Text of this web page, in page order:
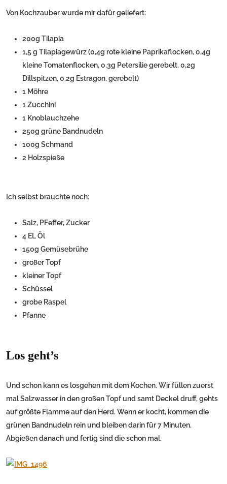
Von Kochzauber wurde mir dafür geliefert:
200g Tilapia
1,5 g Tilapiagewürz (0,4g rote kleine Paprikaflocken, 0,4g
kleine Tomatenflocken, 0,3g Petersilie gerebelt, 0,2g
Dillspitzen, 0,2g Estragon, gerebelt)
1 Möhre
1 Zucchini
1 Knoblauchzehe
250g grüne Bandnudeln
100g Schmand
2 Holzspieße
Ich selbst brauchte noch:
Salz, PFeffer, Zucker
4 EL Öl
150g Gemüsebrühe
großer Topf
kleiner Topf
Schüssel
grobe Raspel
Pfanne
Los geht’s
Und schon kann es losgehen mit dem Kochen. Wir füllen zuerst
mal Salzwasser in den großen Topf und samt Deckel druff, gehts
auf größte Flamme auf den Herd. Wenn er kocht, kommen die
grünen Bandnudeln rein und bleiben darin für 7 Minuten.
Abgießen danach und fertig sind die schon mal.